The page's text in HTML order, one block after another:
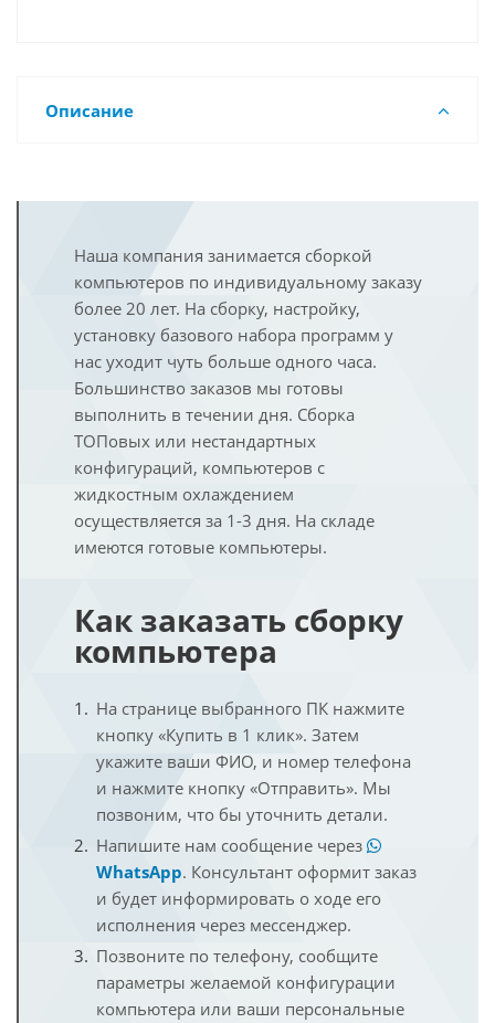
Описание
Наша компания занимается сборкой
компьютеров по индивидуальному заказу
более 20 лет. На сборку, настройку,
установку базового набора программ у
нас уходит чуть больше одного часа.
Большинство заказов мы готовы
выполнить в течении дня. Сборка
ТОПовых или нестандартных
конфигураций, компьютеров с
жидкостным охлаждением
осуществляется за 1-3 дня. На складе
имеются готовые компьютеры.
Как заказать сборку
компьютера
На странице выбранного ПК нажмите
кнопку «Купить в 1 клик». Затем
укажите ваши ФИО, и номер телефона
и нажмите кнопку «Отправить». Мы
позвоним, что бы уточнить детали.
Напишите нам сообщение через
WhatsApp. Консультант оформит заказ
и будет информировать о ходе его
исполнения через мессенджер.
Позвоните по телефону, сообщите
параметры желаемой конфигурации
компьютера или ваши персональные